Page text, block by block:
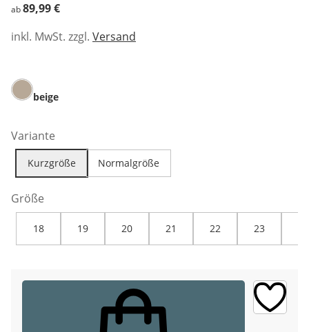
89,99 €
ab89,99 €
inkl. MwSt. zzgl. Versand
beige
Variante
Kurzgröße Normalgröße
Größe
18 19 20 21 22 23